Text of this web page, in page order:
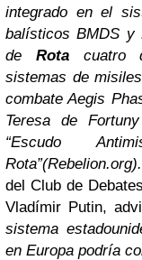
integrado en el
balísticos BMDS y
de Rotacuatro
sistemas de
combate Aegis
Teresa de
“Escudo
Rota”(Rebelion.org).
del Club de
Vladímir Putin,
sistema
en Europa podría